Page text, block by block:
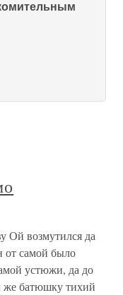
Ой возмутился да
от самой было
устюжи, да до
же батюшку тихий